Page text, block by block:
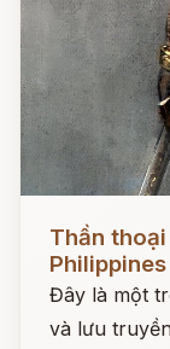
Đọc ngay
Thần
Đây là một
và lưu